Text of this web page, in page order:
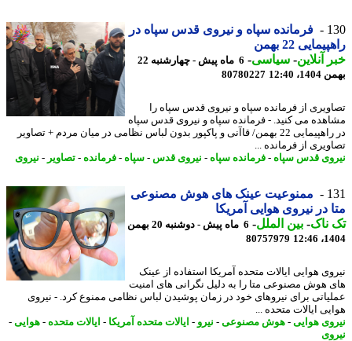
فرمانده سپاه و نیروی قدس سپاه در
22 بهمن
آنلاین-سیاسی-
6 ماه پیش - چهارشنبه 22
12:40
80780227
از فرمانده سپاه و نیروی قدس سپاه را
می کنید. - فرمانده سپاه و نیروی قدس سپاه
در راهپیمایی 22 بهمن/ قاآنی و پاکپور بدون لباس نظامی در میان مردم + تصاویر
از فرمانده ...
قدس سپاه-فرمانده سپاه-نیروی قدس-سپاه-فرمانده-تصاویر-نیروی
ممنوعیت عینک های هوش مصنوعی
در نیروی هوایی آمریکا
-بین الملل-
6 ماه پیش - دوشنبه 20 بهمن
80757979
هوایی ایالات متحده آمریکا استفاده از عینک
هوش مصنوعی متا را به دلیل نگرانی های امنیت
برای نیروهای خود در زمان پوشیدن لباس نظامی ممنوع کرد. - نیروی
ایالات متحده ...
هوایی- هوش مصنوعی-نیرو -ایالات متحده آمریکا- ایالات متحده-هوایی-